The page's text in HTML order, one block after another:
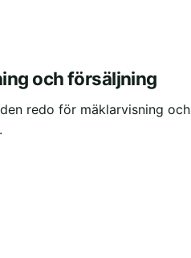
och försäljning
redo för mäklarvisning och